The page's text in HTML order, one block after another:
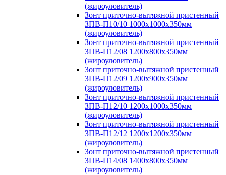
(жироуловитель)
Зонт приточно-вытяжной пристенный
ЗПВ-П10/10 1000х1000х350мм
(жироуловитель)
Зонт приточно-вытяжной пристенный
ЗПВ-П12/08 1200х800х350мм
(жироуловитель)
Зонт приточно-вытяжной пристенный
ЗПВ-П12/09 1200х900х350мм
(жироуловитель)
Зонт приточно-вытяжной пристенный
ЗПВ-П12/10 1200х1000х350мм
(жироуловитель)
Зонт приточно-вытяжной пристенный
ЗПВ-П12/12 1200х1200х350мм
(жироуловитель)
Зонт приточно-вытяжной пристенный
ЗПВ-П14/08 1400х800х350мм
(жироуловитель)